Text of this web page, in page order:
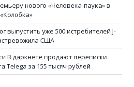
нового «Человека-паука» в
выпустить уже 500 истребителей J-
США
В даркнете продают переписки
Telega за 155 тысяч рублей